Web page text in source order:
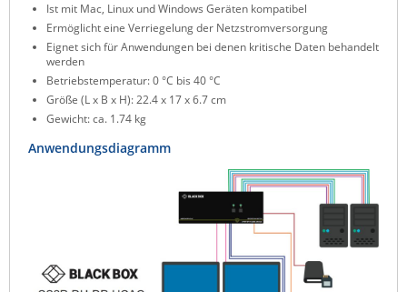
News zu unseren Herstellern
Ist mit Mac, Linux und Windows Geräten kompatibel
Ermöglicht eine Verriegelung der Netzstromversorgung
Eignet sich für Anwendungen bei denen kritische Daten behandelt
werden
Betriebstemperatur: 0 °C bis 40 °C
Größe (L x B x H): 22.4 x 17 x 6.7 cm
Gewicht: ca. 1.74 kg
Anwendungsdiagramm